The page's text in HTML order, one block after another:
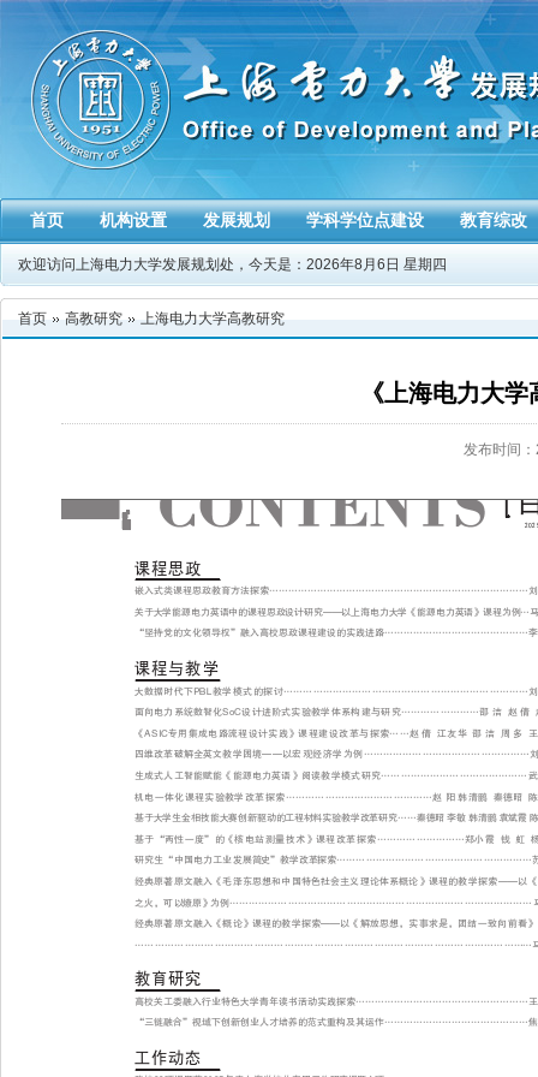
首页 机构设置 发展规划 学科学位点建设 教育综改
欢迎访问上海电力大学发展规划处，今天是： 2026年8月6日 星期四
首页 高教研究 上海电力大学高教研究
《上海电力大
发布时间